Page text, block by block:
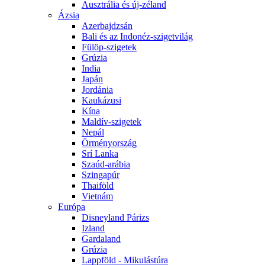
Ausztrália és új-zéland
Ázsia
Azerbajdzsán
Bali és az Indonéz-szigetvilág
Fülöp-szigetek
Grúzia
India
Japán
Jordánia
Kaukázusi
Kína
Maldív-szigetek
Nepál
Örményország
Srí Lanka
Szaúd-arábia
Szingapúr
Thaiföld
Vietnám
Európa
Disneyland Párizs
Izland
Gardaland
Grúzia
Lappföld - Mikulástúra